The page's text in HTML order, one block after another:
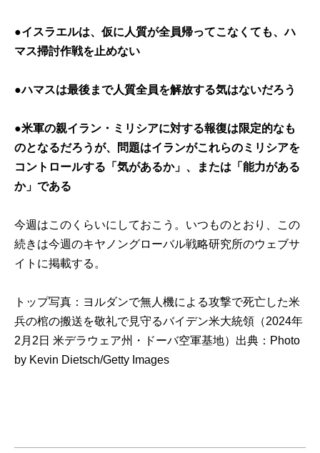
●イスラエルは、仮に人質が全員帰ってこなくても、ハ
マス掃討作戦を止めない
●ハマスは最後まで人質全員を解放する気はないだろう
●米軍の親イラン・ミリシアに対する報復は限定的なも
のとなるだろうが、問題はイランがこれらのミリシアを
コントロールする「気があるか」、または「能力がある
か」である
今週はこのくらいにしておこう。いつものとおり、この
続きは今週のキヤノングローバル戦略研究所のウェブサ
イト に掲載する。
トップ写真：ヨルダンで無人機による攻撃で死亡した米
兵の棺の搬送を敬礼で見守るバイデン米大統領（2024年
2月2日 米デラウェア州・ドーバ空軍基地）出典： Photo
by Kevin Dietsch/Getty Images